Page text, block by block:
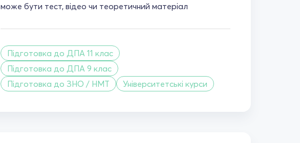
може бути тест, відео чи теоретичний матеріал
Підготовка до ДПА 11 клас
Підготовка до ДПА 9 клас
Підготовка до ЗНО / НМТ
Університетські курси